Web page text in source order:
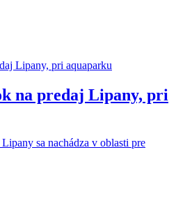
na predaj Lipany, pri
sa nachádza v oblasti pre